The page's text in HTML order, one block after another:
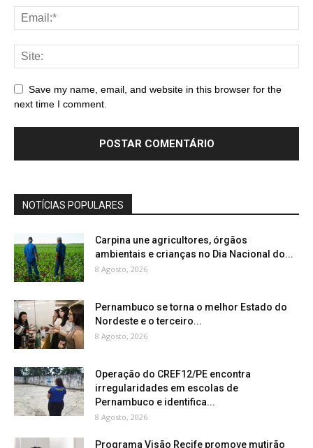
Save my name, email, and website in this browser for the
next time I comment.
NOTÍCIAS POPULARES
Carpina une agricultores, órgãos
ambientais e crianças no Dia Nacional do...
8 Agosto, 2026
Pernambuco se torna o melhor Estado do
Nordeste e o terceiro...
8 Agosto, 2026
Operação do CREF12/PE encontra
irregularidades em escolas de
Pernambuco e identifica...
8 Agosto, 2026
Programa Visão Recife promove mutirão